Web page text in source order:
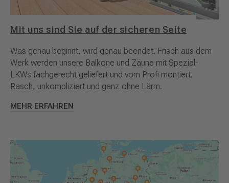
Mit uns sind Sie auf der sicheren Seite
Was genau beginnt, wird genau beendet. Frisch aus dem
Werk werden unsere Balkone und Zäune mit Spezial-
LKWs fachgerecht geliefert und vom Profi montiert.
Rasch, unkompliziert und ganz ohne Lärm.
MEHR ERFAHREN